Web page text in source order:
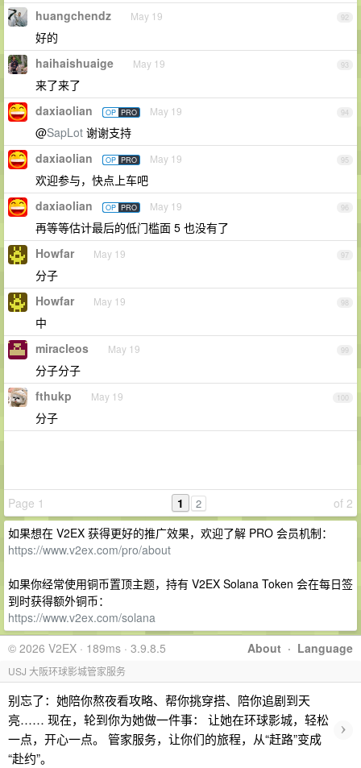
92
huangchendz May 19
好的
93
haihaishuaige May 19
来了来了
94
daxiaolian OP PRO May 19
@SapLot 谢谢支持
95
daxiaolian OP PRO May 19
欢迎参与，快点上车吧
96
daxiaolian OP PRO May 19
再等等估计最后的低门槛面 5 也没有了
97
Howfar May 19
分子
98
Howfar May 19
中
99
miracleos May 19
分子分子
100
fthukp May 19
分子
Page 1 of 2
1 2
如果想在 V2EX 获得更好的推广效果，欢迎了解 PRO 会员机制：
https://www.v2ex.com/pro/about
如果你经常使用铜币置顶主题，持有 V2EX Solana Token 会在每日签
到时获得额外铜币：
https://www.v2ex.com/solana
About · Language
© 2026 V2EX · 189ms · 3.9.8.5
USJ 大阪环球影城管家服务
别忘了：她陪你熬夜看攻略、帮你挑穿搭、陪你追剧到天
亮…… 现在，轮到你为她做一件事： 让她在环球影城，轻松
一点，开心一点。 管家服务，让你们的旅程，从“赶路”变成
“赴约”。
›